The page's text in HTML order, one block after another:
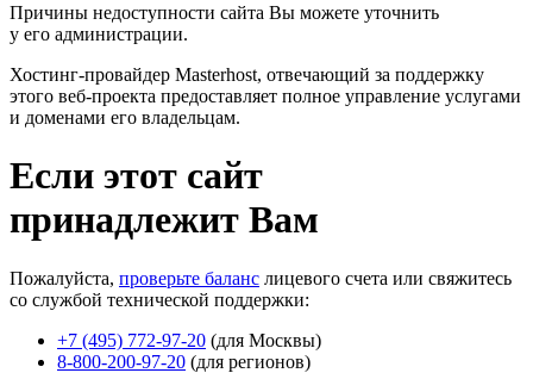
Причины недоступности сайта Вы можете уточнить
у его администрации.
Хостинг-провайдер Masterhost, отвечающий за поддержку
этого веб-проекта предоставляет полное управление услугами
и доменами его владельцам.
Если этот сайт
принадлежит Вам
Пожалуйста, проверьте баланс лицевого счета или свяжитесь
со службой технической поддержки:
+7 (495) 772-97-20 (для Москвы)
8-800-200-97-20 (для регионов)